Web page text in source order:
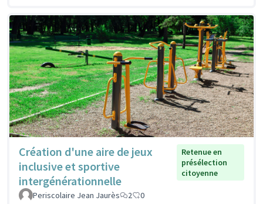
Création d'une aire de jeux
inclusive et sportive
intergénérationnelle
Retenue en
présélection
citoyenne
Periscolaire Jean Jaurès 2 0